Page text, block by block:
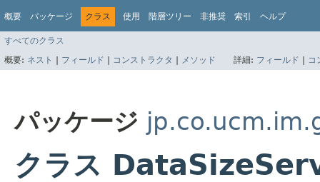
概要 パッケージ クラス 使用 階層ツリー 非推奨 索引 ヘルプ
すべてのクラス
概要: ネスト | フィールド | コンストラクタ | メソッド 詳細: フィールド | コ
パッケージ
クラス